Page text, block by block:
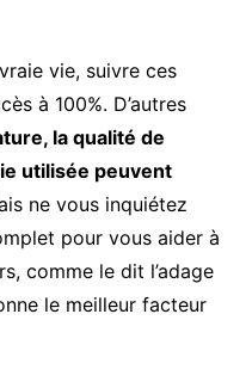
vie, suivre ces
à 100%. D’autres
la qualité de
utilisée peuvent
ne vous inquiétez
pour vous aider à
comme le dit l’adage
le meilleur facteur